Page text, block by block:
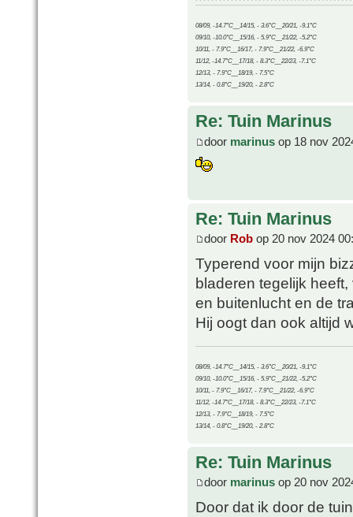
08/09, -14.7°C__14/15, - 3.6°C__20/21, -9.1°C
09/10, -10.0°C__15/16, - 5.9°C__21/22, -5.2°C
10/11, - 7.9°C__16/17, - 7.9°C__21/22, -6.9°C
11/12, -14.7°C__17/18, - 8.3°C__22/23, -7.1°C
12/13, - 7.9°C__18/19, - 7.5°C
13/14, - 0.8°C__19/20, - 2.8°C
Re: Tuin Marinus
door marinus op 18 nov
Re: Tuin Marinus
door Rob op 20 nov 2024
Typerend voor mijn
bladeren tegelijk
en buitenlucht en de
Hij oogt dan ook altijd
08/09, -14.7°C__14/15, - 3.6°C__20/21, -9.1°C
09/10, -10.0°C__15/16, - 5.9°C__21/22, -5.2°C
10/11, - 7.9°C__16/17, - 7.9°C__21/22, -6.9°C
11/12, -14.7°C__17/18, - 8.3°C__22/23, -7.1°C
12/13, - 7.9°C__18/19, - 7.5°C
13/14, - 0.8°C__19/20, - 2.8°C
Re: Tuin Marinus
door marinus op 20 nov
Door dat ik door de